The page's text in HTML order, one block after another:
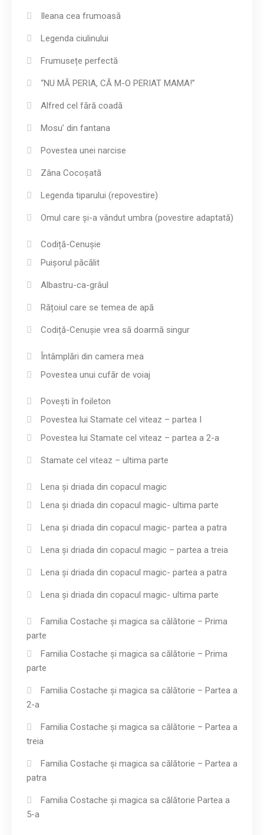
Ileana cea frumoasă
Legenda ciulinului
Frumusețe perfectă
“NU MĂ PERIA, CĂ M-O PERIAT MAMA!”
Alfred cel fără coadă
Mosu’ din fantana
Povestea unei narcise
Zâna Cocoșată
Legenda tiparului (repovestire)
Omul care și-a vândut umbra (povestire adaptată)
Codiță-Cenușie
Puișorul păcălit
Albastru-ca-grâul
Rățoiul care se temea de apă
Codiță-Cenușie vrea să doarmă singur
Întâmplări din camera mea
Povestea unui cufăr de voiaj
Povești în foileton
Povestea lui Stamate cel viteaz – partea I
Povestea lui Stamate cel viteaz – partea a 2-a
Stamate cel viteaz – ultima parte
Lena și driada din copacul magic
Lena și driada din copacul magic- ultima parte
Lena și driada din copacul magic- partea a patra
Lena și driada din copacul magic – partea a treia
Lena și driada din copacul magic- partea a patra
Lena și driada din copacul magic- ultima parte
Familia Costache și magica sa călătorie – Prima
parte
Familia Costache și magica sa călătorie – Prima
parte
Familia Costache și magica sa călătorie – Partea a
2-a
Familia Costache și magica sa călătorie – Partea a
treia
Familia Costache și magica sa călătorie – Partea a
patra
Familia Costache și magica sa călătorie Partea a
5-a